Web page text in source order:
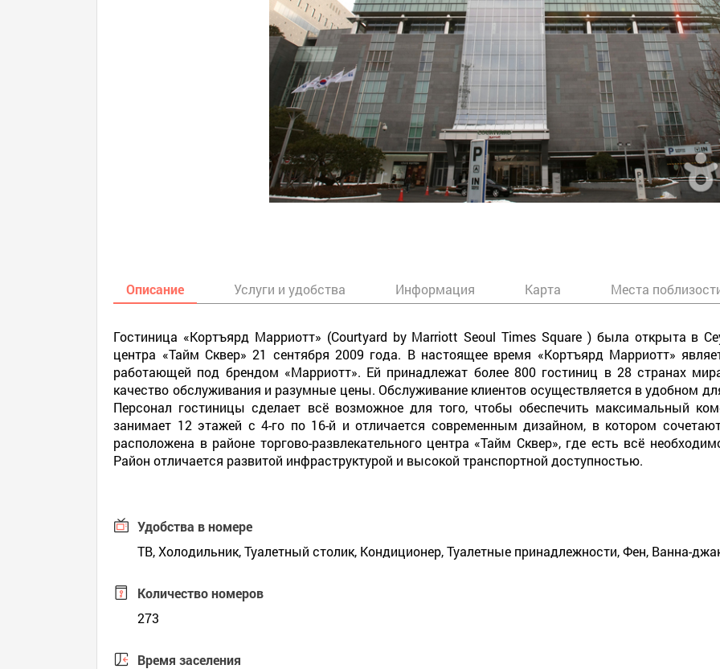
Описание Услуги и удобства Информация Карта Места
Гостиница «Кортъярд Марриотт» (Courtyard by Marriott Seoul Times Square ) была открыта в
центра «Тайм Сквер» 21 сентября 2009 года. В настоящее время «Кортъярд Марриотт»
работающей под брендом «Марриотт». Ей принадлежат более 800 гостиниц в 28 странах
качество обслуживания и разумные цены. Обслуживание клиентов осуществляется в удобном
Персонал гостиницы сделает всё возможное для того, чтобы обеспечить максимальный
занимает 12 этажей с 4-го по 16-й и отличается современным дизайном, в котором
расположена в районе торгово-развлекательного центра «Тайм Сквер», где есть всё
Район отличается развитой инфраструктурой и высокой транспортной доступностью.
Удобства в номере
ТВ, Холодильник, Туалетный столик, Кондиционер, Туалетные принадлежности, Фен, Ванна-
Количество номеров
273
Время заселения